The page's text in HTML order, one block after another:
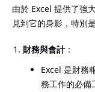
由於 Excel 提供了強
見到它的身影，特別
財務與會計：
Excel 是財務
務工作的必備